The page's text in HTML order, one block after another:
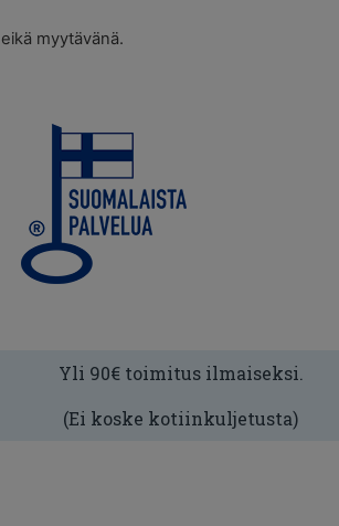
myytävänä.
Yli 90€ toimitus ilmaiseksi.
(Ei koske kotiinkuljetusta)